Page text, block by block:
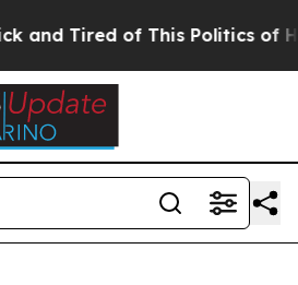
Tired of This Politics of